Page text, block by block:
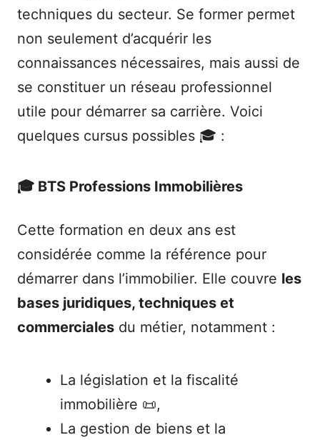
techniques du secteur. Se former permet
non seulement d’acquérir les
connaissances nécessaires, mais aussi de
se constituer un réseau professionnel
utile pour démarrer sa carrière. Voici
quelques cursus possibles 🎓 :
🎓 BTS Professions Immobilières
Cette formation en deux ans est
considérée comme la référence pour
démarrer dans l’immobilier. Elle couvre les
bases juridiques, techniques et
commerciales du métier, notamment :
La législation et la fiscalité
immobilière 📜,
La gestion de biens et la